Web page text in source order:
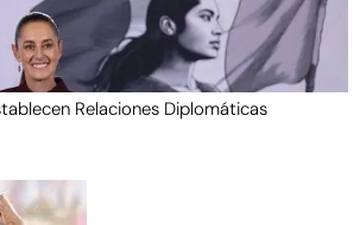
Relaciones Diplomáticas